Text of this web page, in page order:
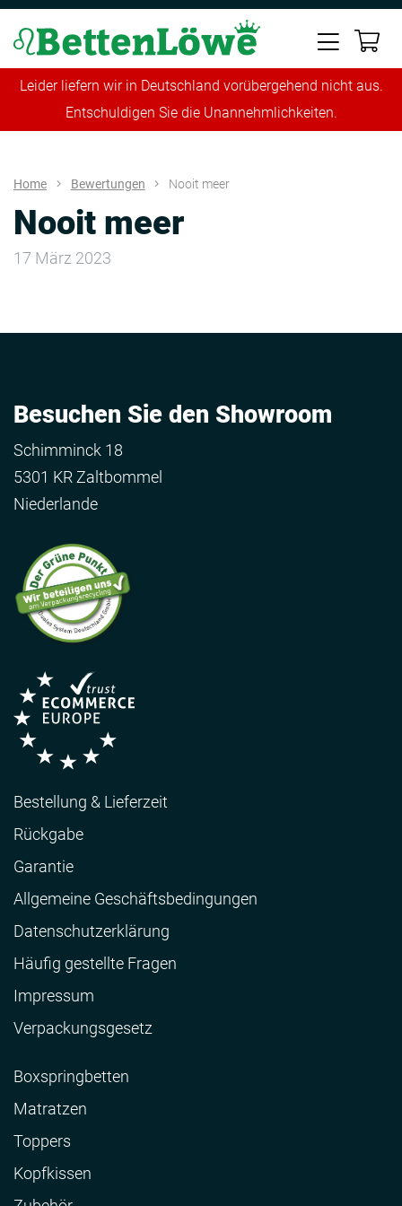
Leider liefern wir in Deutschland vorübergehend nicht aus.
Entschuldigen Sie die Unannehmlichkeiten.
Home Bewertungen Nooit meer
Nooit meer
17 März 2023
Besuchen Sie den Showroom
Schimminck 18
5301 KR Zaltbommel
Niederlande
Bestellung & Lieferzeit
Rückgabe
Garantie
Allgemeine Geschäftsbedingungen
Datenschutzerklärung
Häufig gestellte Fragen
Impressum
Verpackungsgesetz
Boxspringbetten
Matratzen
Toppers
Kopfkissen